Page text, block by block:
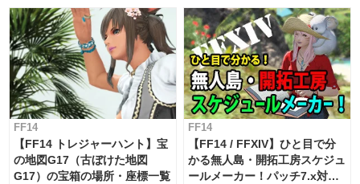
FF14
【FF14 トレジャーハント】宝
の地図G17（古ぼけた地図
G17）の宝箱の場所・座標一覧
FF14
【FF14 / FFXIV】ひと目で分
かる無人島・開拓工房スケジュ
ールメーカー！パッチ7.x対応